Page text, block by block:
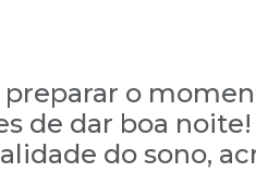
o
de dar boa
do sono,